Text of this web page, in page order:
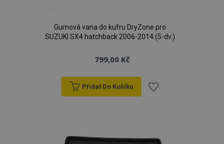
Gumová vana do kufru DryZone pro
SUZUKI SX4 hatchback 2006-2014 (5-dv.)
799,00 Kč
Přidat Do Košíku